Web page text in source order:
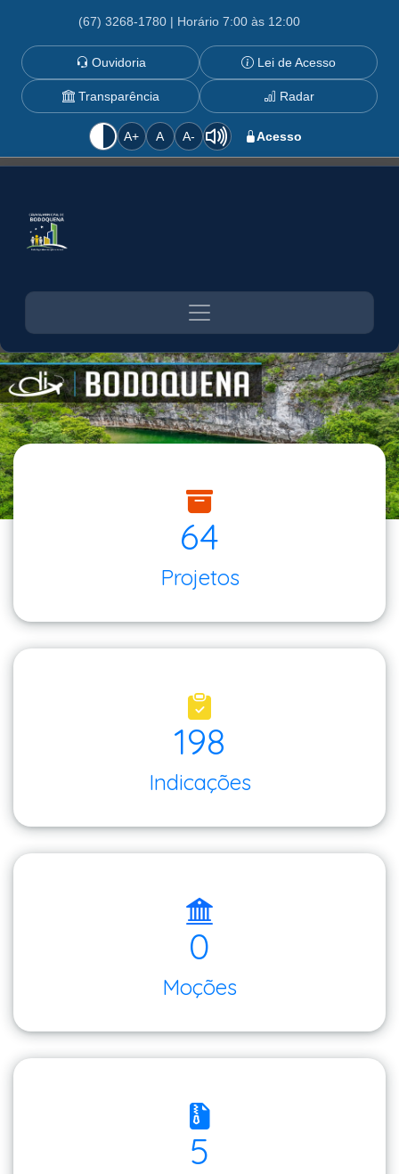
(67) 3268-1780 | Horário 7:00 às 12:00
Ouvidoria Lei de Acesso
Transparência Radar
A+ A A- Acesso
64
Projetos
198
Indicações
0
Moções
5